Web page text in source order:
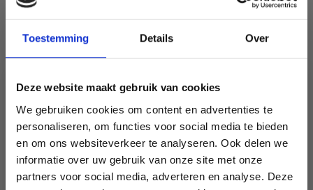
Toestemming Details Over
Deze website maakt gebruik van cookies
We gebruiken cookies om content en advertenties te
personaliseren, om functies voor social media te bieden
en om ons websiteverkeer te analyseren. Ook delen we
informatie over uw gebruik van onze site met onze
partners voor social media, adverteren en analyse. Deze
LindeHobby houten kralen - 8, 10, 14, 18, 25
EUR 2.80
Retirer du kit